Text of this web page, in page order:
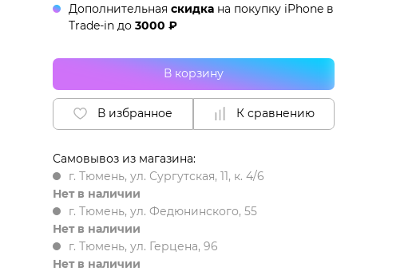
Дополнительная скидкана покупку iPhone в
Trade-inдо 3000 ₽
В корзину
В избранное К сравнению
Самовывоз из магазина:
г. Тюмень, ул. Сургутская, 11, к. 4/6
Нет в наличии
г. Тюмень, ул. Федюнинского, 55
Нет в наличии
г. Тюмень, ул. Герцена, 96
Нет в наличии